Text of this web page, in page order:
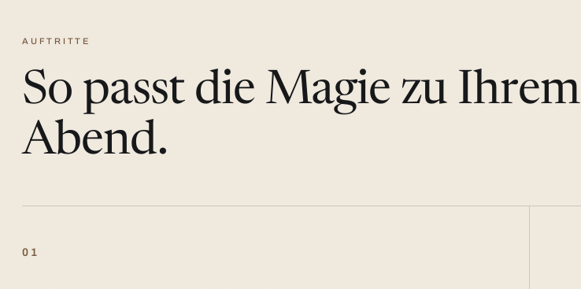
AUFTRITTE
So passt die Magie zu Ihrem
Abend.
01